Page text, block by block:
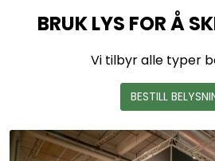
BRUK LYS FOR Å
Vi tilbyr alle typer
BESTILL